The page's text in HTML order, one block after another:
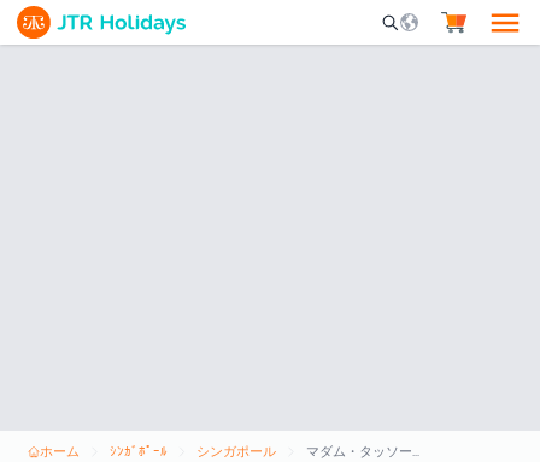
Mobile Search
ホーム ｼﾝｶﾞﾎﾟｰﾙ シンガポール マダム・タッソー・シンガポール